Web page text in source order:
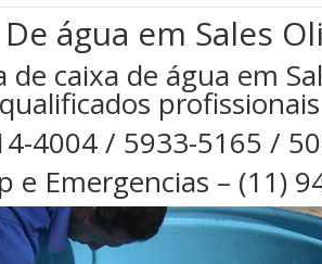
água em Sales
caixa de água em
4004 / 5933-5165 /
e Emergencias – (11)